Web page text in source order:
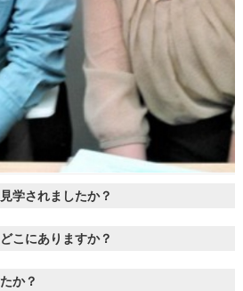
学されましたか？
こにありますか？
か？